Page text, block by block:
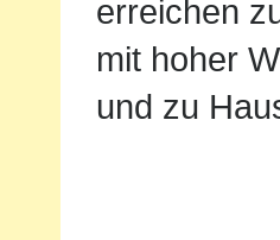
erreichen
mit hoher
und zu